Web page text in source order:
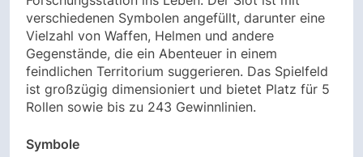
verschiedenen Symbolen angefüllt, darunter eine
Vielzahl von Waffen, Helmen und andere
Gegenstände, die ein Abenteuer in einem
feindlichen Territorium suggerieren. Das Spielfeld
ist großzügig dimensioniert und bietet Platz für 5
Rollen sowie bis zu 243 Gewinnlinien.
Symbole